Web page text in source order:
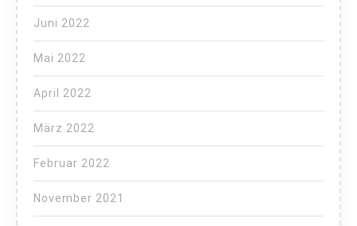
Juni 2022
Mai 2022
April 2022
März 2022
Februar 2022
November 2021